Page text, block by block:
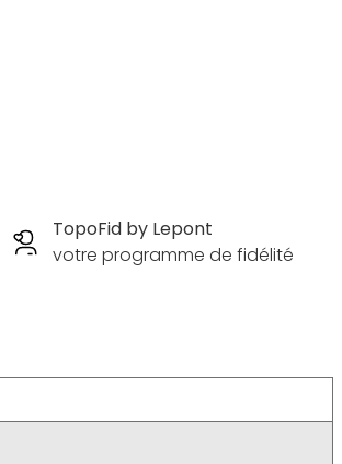
TopoFid by Lepont
votre programme de fidélité